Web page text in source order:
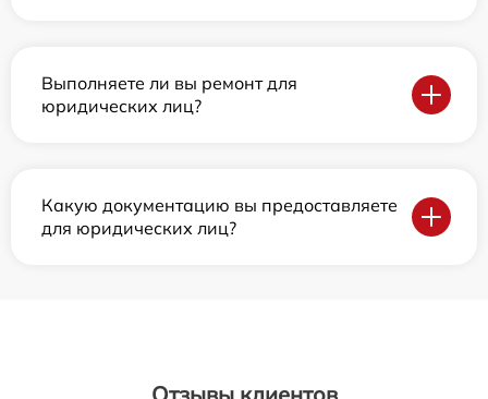
Выполняете ли вы ремонт для
юридических лиц?
Какую документацию вы предоставляете
для юридических лиц?